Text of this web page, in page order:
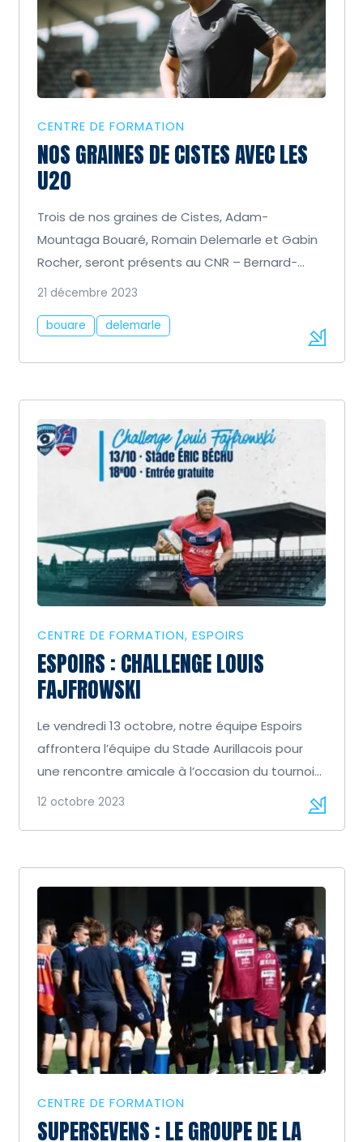
CENTRE DE FORMATION
NOS GRAINES DE CISTES AVEC LES
U20
Trois de nos graines de Cistes, Adam-
Mountaga Bouaré, Romain Delemarle et Gabin
Rocher, seront présents au CNR – Bernard-
Lapasset du […]
21 décembre 2023
bouare delemarle
CENTRE DE FORMATION ESPOIRS
ESPOIRS : CHALLENGE LOUIS
FAJFROWSKI
Le vendredi 13 octobre, notre équipe Espoirs
affrontera l’équipe du Stade Aurillacois pour
une rencontre amicale à l’occasion du tournoi
[…]
12 octobre 2023
CENTRE DE FORMATION
SUPERSEVENS : LE GROUPE DE LA